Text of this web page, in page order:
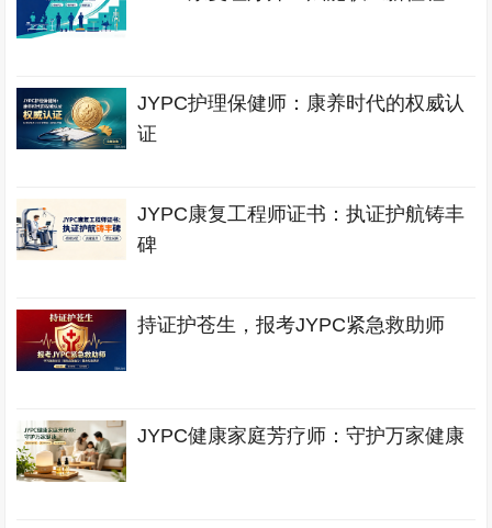
JYPC护理保健师：康养时代的权威认
证
JYPC康复工程师证书：执证护航铸丰
碑
持证护苍生，报考JYPC紧急救助师
JYPC健康家庭芳疗师：守护万家健康